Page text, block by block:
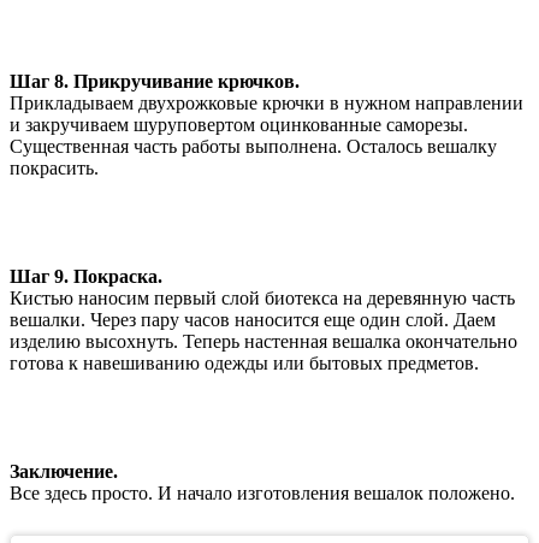
Шаг 8. Прикручивание крючков.
Прикладываем двухрожковые крючки в нужном направлении
и закручиваем шуруповертом оцинкованные саморезы.
Существенная часть работы выполнена. Осталось вешалку
покрасить.
Шаг 9. Покраска.
Кистью наносим первый слой биотекса на деревянную часть
вешалки. Через пару часов наносится еще один слой. Даем
изделию высохнуть. Теперь настенная вешалка окончательно
готова к навешиванию одежды или бытовых предметов.
Заключение.
Все здесь просто. И начало изготовления вешалок положено.